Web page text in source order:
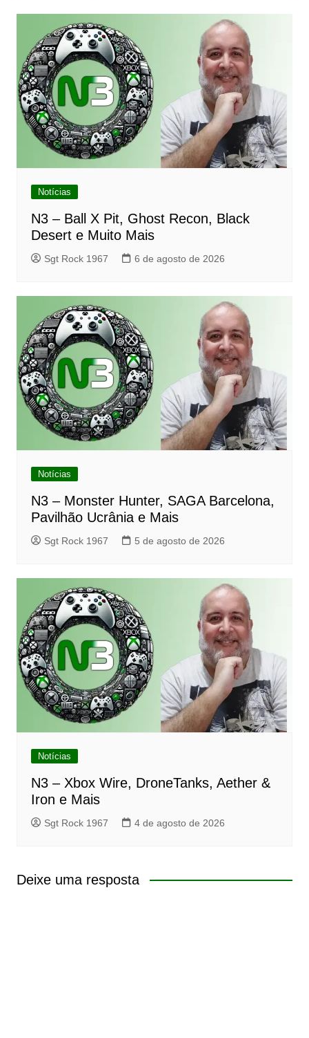
Post
Notícias
N3 – Ball X Pit, Ghost Recon, Black
Desert e Muito Mais
Sgt Rock 1967 6 de agosto de 2026
Notícias
N3 – Monster Hunter, SAGA Barcelona,
Pavilhão Ucrânia e Mais
Sgt Rock 1967 5 de agosto de 2026
Notícias
N3 – Xbox Wire, DroneTanks, Aether &
Iron e Mais
Sgt Rock 1967 4 de agosto de 2026
Deixe uma resposta